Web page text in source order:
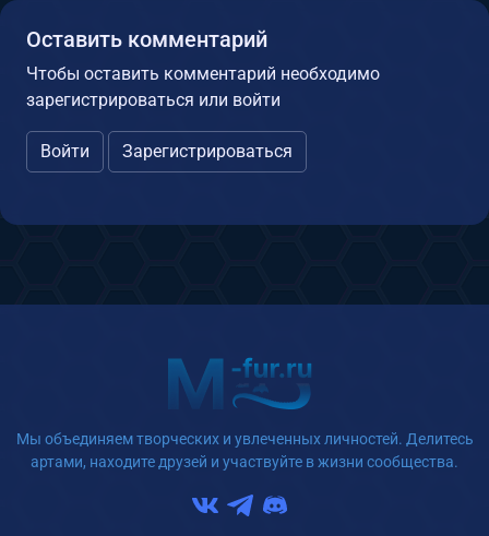
Оставить комментарий
Чтобы оставить комментарий необходимо
зарегистрироваться или войти
Войти Зарегистрироваться
Мы объединяем творческих и увлеченных личностей. Делитесь
артами, находите друзей и участвуйте в жизни сообщества.